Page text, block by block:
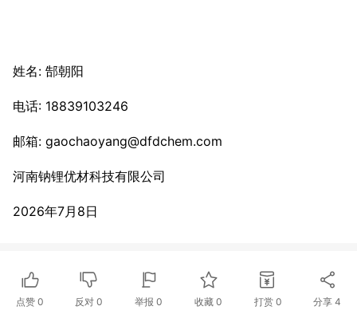
姓名: 郜朝阳
电话: 18839103246
邮箱: gaochaoyang@dfdchem.com
河南钠锂优材科技有限公司
2026年7月8日
点赞 0 反对0 举报 0 收藏 0 打赏 0 分享4